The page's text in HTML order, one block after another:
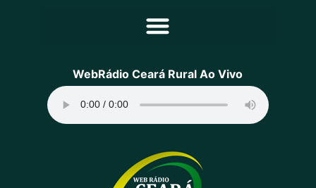
Principal
Programação
Equipe
Contato
WebRádio Ceará Rural Ao Vivo